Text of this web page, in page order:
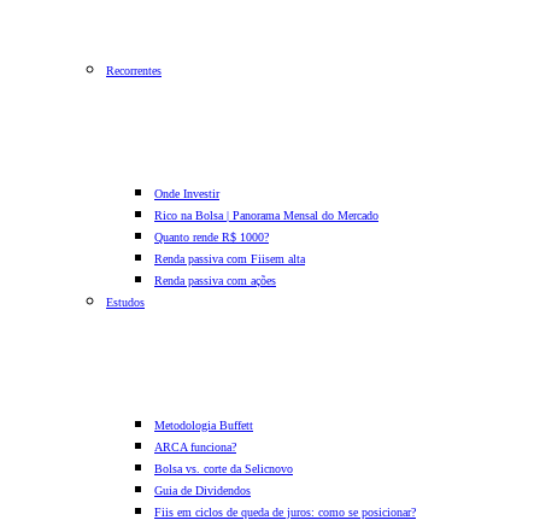
Recorrentes
Onde Investir
Rico na Bolsa | Panorama Mensal do Mercado
Quanto rende R$ 1000?
Renda passiva com Fiisem alta
Renda passiva com ações
Estudos
Metodologia Buffett
ARCA funciona?
Bolsa vs. corte da Selicnovo
Guia de Dividendos
Fiis em ciclos de queda de juros: como se posicionar?